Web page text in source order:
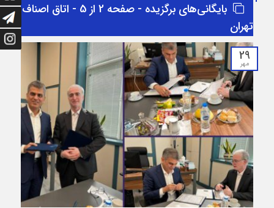
بایگانی‌های برگزیده - صفحه 2 از 5 - اتاق اصناف
تهران
29
مهر